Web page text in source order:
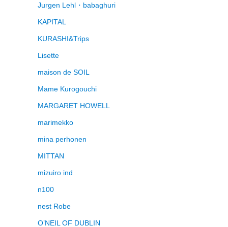
Jurgen Lehl・babaghuri
KAPITAL
KURASHI&Trips
Lisette
maison de SOIL
Mame Kurogouchi
MARGARET HOWELL
marimekko
mina perhonen
MITTAN
mizuiro ind
n100
nest Robe
O’NEIL OF DUBLIN